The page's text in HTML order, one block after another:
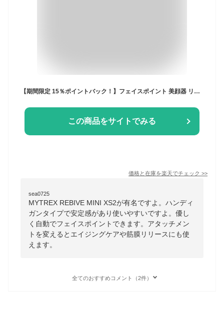
【期間限定 15％ポイントバック！】フェイスポイント 美顔器 リフトアップ もたつき エイジングケア ほうれい線 ハリ MYTREX REBIVE MINI XS2 ハリ形アタッチメントセット 公式 ハンディガン フェイスポインター ポスポス 筋膜リリース
この商品をサイトでみる
価格と在庫を楽天でチェック >>
sea0725
MYTREX REBIVE MINI XS2が有名ですよ。ハンディ
ガンタイプで安定感があり使いやすいですよ。優し
く自動でフェイスポイントできます。アタッチメン
トを変えるとエイジングケアや筋膜リリースにも使
えます。
全てのおすすめコメント（2件）